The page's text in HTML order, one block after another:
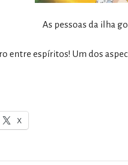
As pessoas da ilha
entre espíritos! Um dos
X